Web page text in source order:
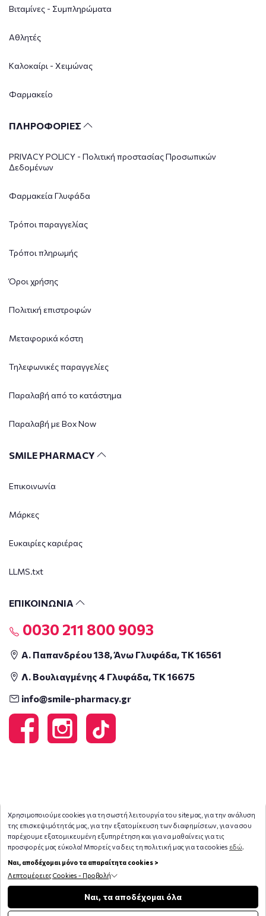
Χρησιμοποιούμε cookies για τη σωστή λειτουργία του site μας, για την ανάλυση
της επισκεψιμότητάς μας, για την εξατομίκευση των διαφημίσεων, για να σου
παρέχουμε εξατομικευμένη εξυπηρέτηση και για να μαθαίνεις για τις
προσφορές μας εύκολα! Μπορείς να δεις τη πολιτική μας για τα cookies εδώ.
Ναι, αποδέχομαι μόνο τα απαραίτητα cookies >
Λεπτομέρειες Cookies - Προβολή
Ναι, τα αποδέχομαι όλα
Βιταμίνες - Συμπληρώματα
Αθλητές
Καλοκαίρι - Χειμώνας
Φαρμακείο
ΠΛΗΡΟΦΟΡΙΕΣ
PRIVACY POLICY - Πολιτική προστασίας Προσωπικών
Δεδομένων
Φαρμακεία Γλυφάδα
Τρόποι παραγγελίας
Τρόποι πληρωμής
Όροι χρήσης
Πολιτική επιστροφών
Μεταφορικά κόστη
Τηλεφωνικές παραγγελίες
Παραλαβή από το κατάστημα
Παραλαβή με Box Now
SMILE PHARMACY
Επικοινωνία
Μάρκες
Ευκαιρίες καριέρας
LLMS.txt
ΕΠΙΚΟΙΝΩΝΙΑ
0030 211 800 9093
Α. Παπανδρέου 138, Άνω Γλυφάδα, ΤΚ 16561
Λ. Βουλιαγμένης 4 Γλυφάδα, ΤΚ 16675
info@smile-pharmacy.gr
Copyright © 2026smile-pharmacy.gr